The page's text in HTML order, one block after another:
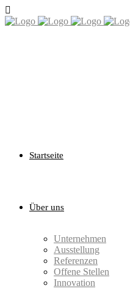
Startseite
Über uns
Unternehmen
Ausstellung
Referenzen
Offene Stellen
Innovation